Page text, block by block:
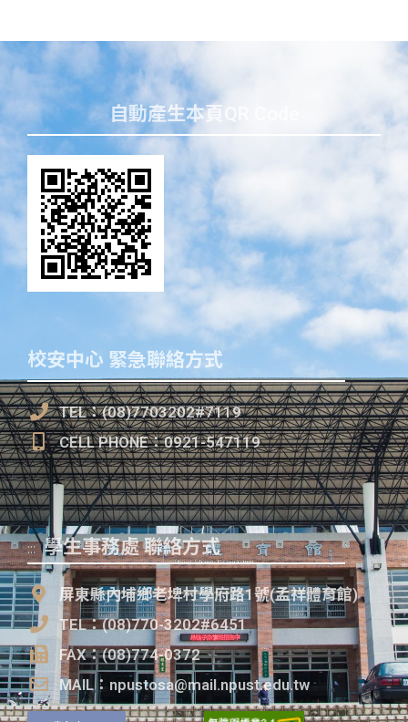
::: 學生事務處 聯絡方式
屏東縣內埔鄉老埤村學府路1號(孟祥體育館)
TEL：(08)770-3202#6451
FAX：(08)774-0372
MAIL：npustosa@mail.npust.edu.tw
校安中心 緊急聯絡方式
TEL：(08)7703202#7119
CELL PHONE：0921-547119
自動產生本頁QR Code